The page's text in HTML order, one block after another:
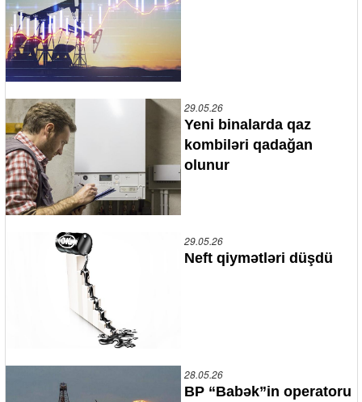
29.05.26
Yeni binalarda qaz
kombiləri qadağan
olunur
29.05.26
Neft qiymətləri düşdü
28.05.26
BP “Babək”in operatoru